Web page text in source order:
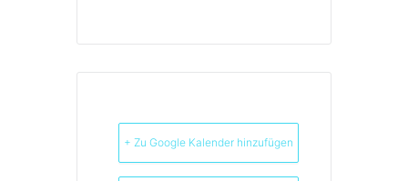
+ Zu Google Kalender hinzufügen